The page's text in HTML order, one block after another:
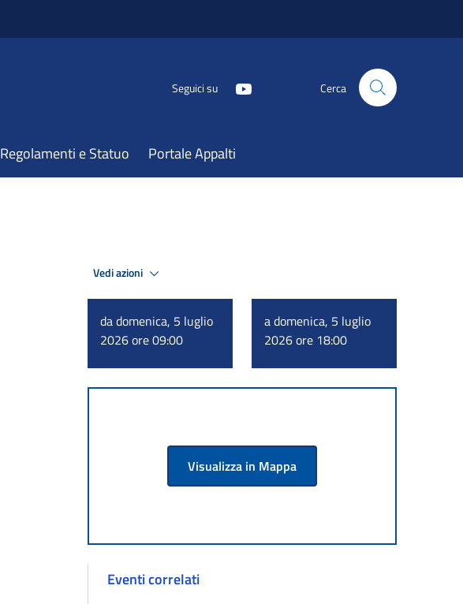
Seguici su Cerca
Regolamenti e Statuo Portale Appalti
Vedi azioni
da domenica, 5 luglio
2026 ore 09:00
a domenica, 5 luglio
2026 ore 18:00
Visualizza in Mappa
Eventi correlati